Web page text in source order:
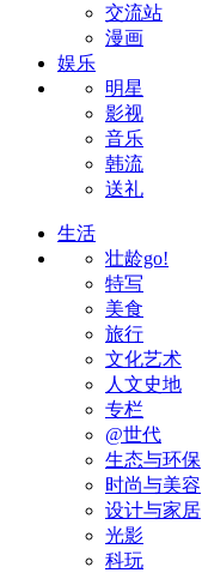
交流站
漫画
娱乐
明星
影视
音乐
韩流
送礼
生活
壮龄go!
特写
美食
旅行
文化艺术
人文史地
专栏
@世代
生态与环保
时尚与美容
设计与家居
光影
科玩